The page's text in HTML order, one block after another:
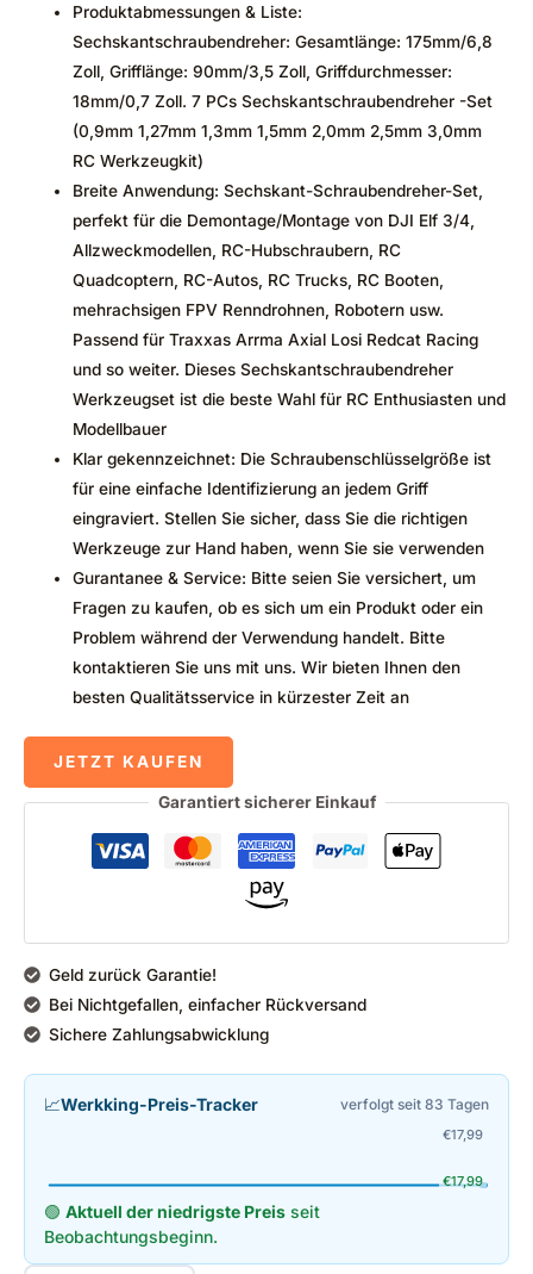
Produktabmessungen & Liste:
Sechskantschraubendreher: Gesamtlänge: 175mm/6,8
Zoll, Grifflänge: 90mm/3,5 Zoll, Griffdurchmesser:
18mm/0,7 Zoll. 7 PCs Sechskantschraubendreher -Set
(0,9mm 1,27mm 1,3mm 1,5mm 2,0mm 2,5mm 3,0mm
RC Werkzeugkit)
Breite Anwendung: Sechskant-Schraubendreher-Set,
perfekt für die Demontage/Montage von DJI Elf 3/4,
Allzweckmodellen, RC-Hubschraubern, RC
Quadcoptern, RC-Autos, RC Trucks, RC Booten,
mehrachsigen FPV Renndrohnen, Robotern usw.
Passend für Traxxas Arrma Axial Losi Redcat Racing
und so weiter. Dieses Sechskantschraubendreher
Werkzeugset ist die beste Wahl für RC Enthusiasten und
Modellbauer
Klar gekennzeichnet: Die Schraubenschlüsselgröße ist
für eine einfache Identifizierung an jedem Griff
eingraviert. Stellen Sie sicher, dass Sie die richtigen
Werkzeuge zur Hand haben, wenn Sie sie verwenden
Gurantanee & Service: Bitte seien Sie versichert, um
Fragen zu kaufen, ob es sich um ein Produkt oder ein
Problem während der Verwendung handelt. Bitte
kontaktieren Sie uns mit uns. Wir bieten Ihnen den
besten Qualitätsservice in kürzester Zeit an
JETZT KAUFEN
Garantiert sicherer Einkauf
Geld zurück Garantie!
Bei Nichtgefallen, einfacher Rückversand
Sichere Zahlungsabwicklung
📈Werkking-Preis-Tracker verfolgt seit 83 Tagen
€17,99
€17,99
🟢 Aktuell der niedrigste Preis seit
Beobachtungsbeginn.